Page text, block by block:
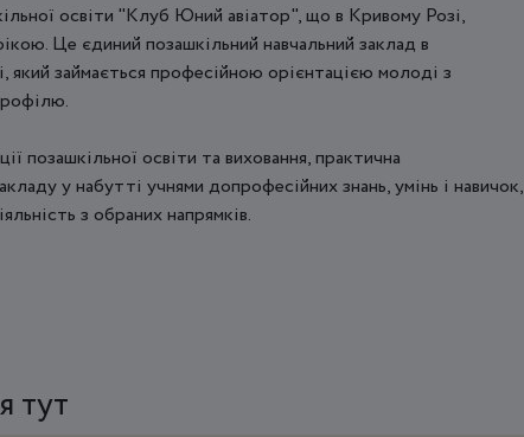
освіти "Клуб Юний авіатор", що в Кривому Розі,
Це єдиний позашкільний навчальний заклад в
який займається професійною орієнтацією молоді з
позашкільної освіти та виховання, практична
у набутті учнями допрофесійних знань, умінь і навичок,
з обраних напрямків.
тут